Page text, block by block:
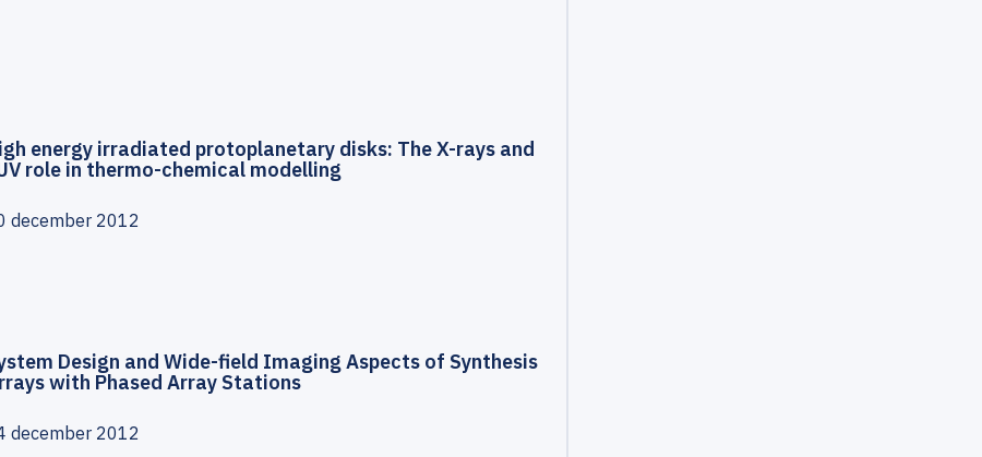
energy irradiated protoplanetary disks: The X-rays and
role in thermo-chemical modelling
december 2012
Design and Wide-field Imaging Aspects of Synthesis
with Phased Array Stations
december 2012